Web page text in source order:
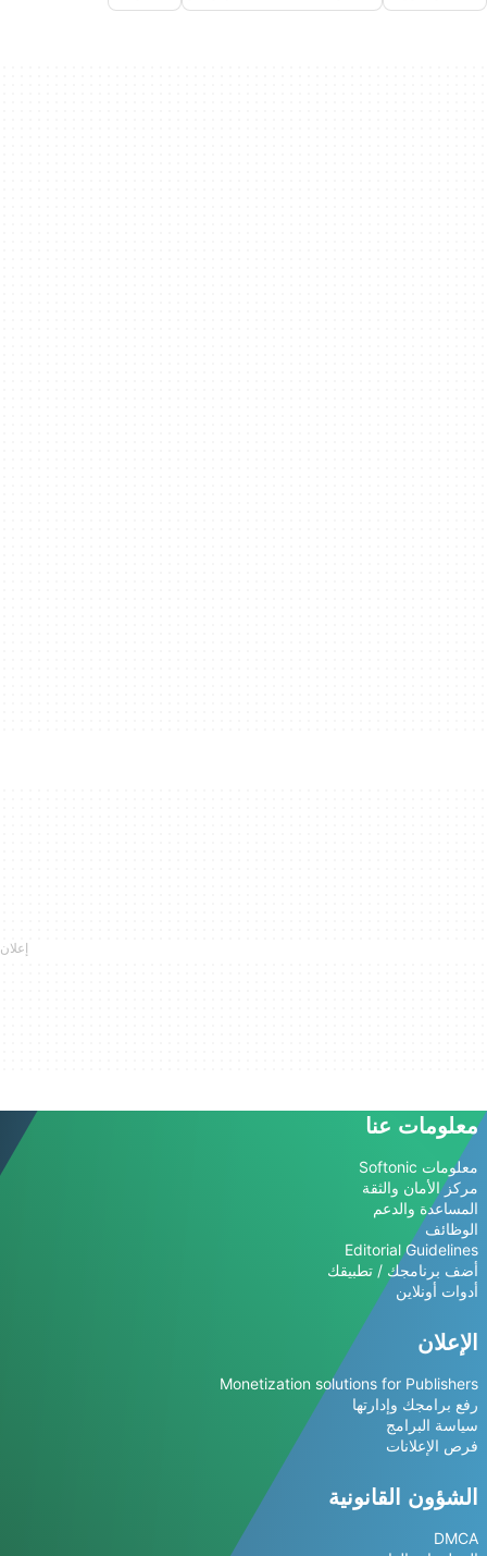
معلومات عنا
معلومات Softonic
مركز الأمان والثقة
المساعدة والدعم
الوظائف
Editorial Guidelines
أضف برنامجك / تطبيقك
أدوات أونلاين
الإعلان
Monetization solutions for Publishers
رفع برامجك وإدارتها
سياسة البرامج
فرص الإعلانات
الشؤون القانونية
DMCA